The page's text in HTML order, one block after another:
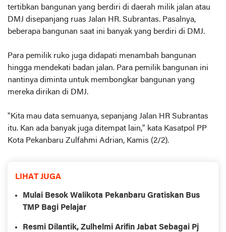
tertibkan bangunan yang berdiri di daerah milik jalan atau
DMJ disepanjang ruas Jalan HR. Subrantas. Pasalnya,
beberapa bangunan saat ini banyak yang berdiri di DMJ.
Para pemilik ruko juga didapati menambah bangunan
hingga mendekati badan jalan. Para pemilik bangunan ini
nantinya diminta untuk membongkar bangunan yang
mereka dirikan di DMJ.
"Kita mau data semuanya, sepanjang Jalan HR Subrantas
itu. Kan ada banyak juga ditempat lain," kata Kasatpol PP
Kota Pekanbaru Zulfahmi Adrian, Kamis (2/2).
LIHAT JUGA
Mulai Besok Walikota Pekanbaru Gratiskan Bus
TMP Bagi Pelajar
Resmi Dilantik, Zulhelmi Arifin Jabat Sebagai Pj